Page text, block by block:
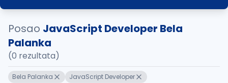
Posao JavaScript Developer Bela
Palanka
(0 rezultata)
Bela Palanka JavaScript Developer